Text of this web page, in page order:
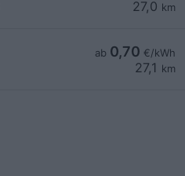
27,0 km
ab 0,70 €/kWh
27,1 km